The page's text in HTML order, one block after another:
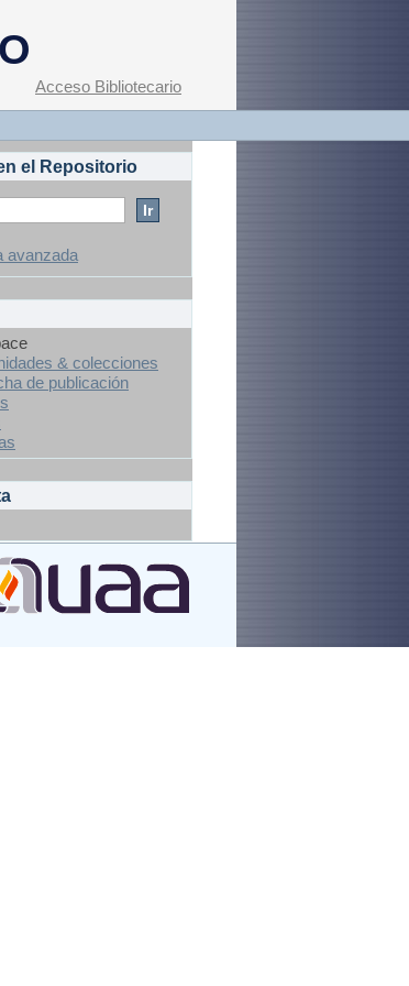
Acceso Bibliotecario
el Repositorio
avanzada
& colecciones
de publicación